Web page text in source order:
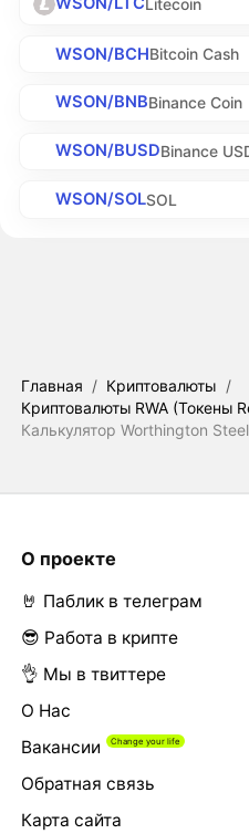
WSON/BCHBitcoin Cash
WSON/BNBBinance Coin
WSON/BUSDBinance
WSON/SOLSOL
Главная / Криптовалюты /
Криптовалюты RWA (Токены
Калькулятор Worthington
О проекте
🤘 Паблик в телеграм
😎 Работа в крипте
👌 Мы в твиттере
О Нас
Вакансии
Обратная связь
Карта сайта